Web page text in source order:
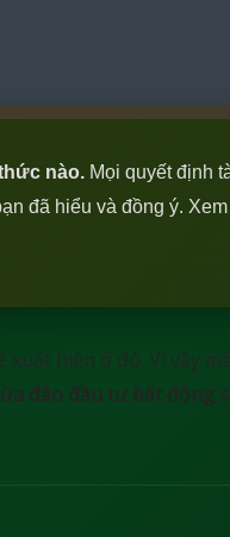
nào. Mọi quyết định
đã hiểu và đồng ý.
hiện ở đó. Vì vậy
đảo đầu tư bất động